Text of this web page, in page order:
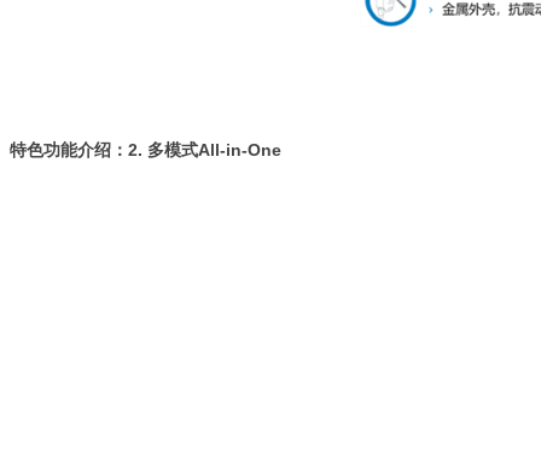
特色功能介绍：2. 多模式All-in-One